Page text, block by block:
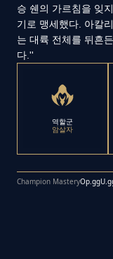
승 쉔의 가르침을 잊
기로 맹세했다. 아칼
는 대륙 전체를 뒤흔
다.''
역할군
암살자
Champion MasteryOp.gg